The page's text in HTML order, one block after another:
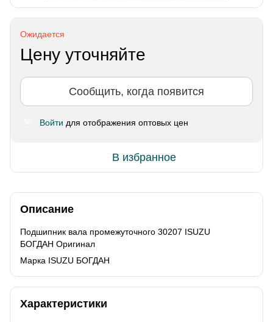
Ожидается
Цену уточняйте
Сообщить, когда появится
Войти для отображения оптовых цен
В избранное
Описание
Подшипник вала промежуточного 30207 ISUZU
БОГДАН Оригинал
Марка ISUZU БОГДАН
Характеристики